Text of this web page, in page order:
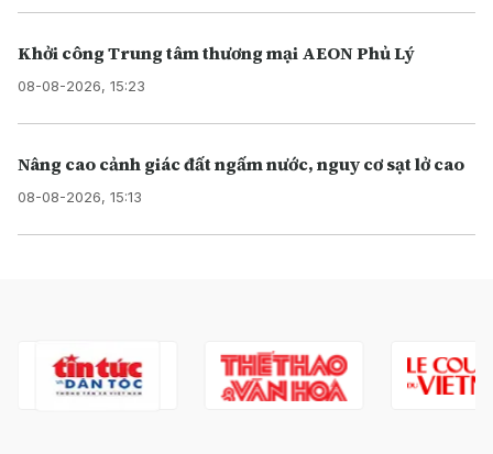
Khởi công Trung tâm thương mại AEON Phủ Lý
08-08-2026, 15:23
Nâng cao cảnh giác đất ngấm nước, nguy cơ sạt lở cao
08-08-2026, 15:13